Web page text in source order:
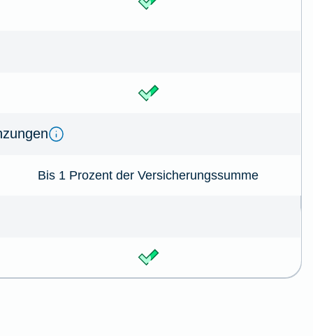
Bis 1 Prozent der Versicherungssumme